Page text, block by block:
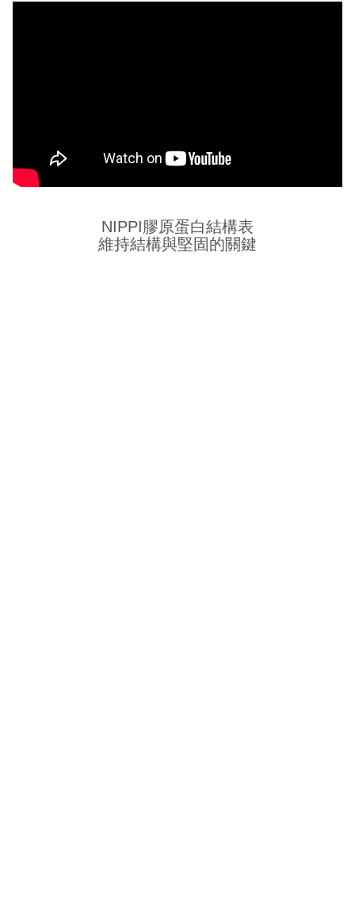
NIPPI膠原蛋白結構表
維持結構與堅固的關鍵